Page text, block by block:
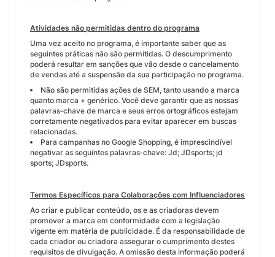
Atividades não permitidas dentro do programa
Uma vez aceito no programa, é importante saber que as
seguintes práticas não são permitidas. O descumprimento
poderá resultar em sanções que vão desde o cancelamento
de vendas até a suspensão da sua participação no programa.
Não são permitidas ações de SEM, tanto usando a marca
quanto marca + genérico. Você deve garantir que as nossas
palavras‑chave de marca e seus erros ortográficos estejam
corretamente negativados para evitar aparecer em buscas
relacionadas.
Para campanhas no Google Shopping, é imprescindível
negativar as seguintes palavras‑chave: Jd; JDsports; jd
sports; JDsports.
Termos Específicos para Colaborações com Influenciadores
Ao criar e publicar conteúdo, os e as criadoras devem
promover a marca em conformidade com a legislação
vigente em matéria de publicidade. É da responsabilidade de
cada criador ou criadora assegurar o cumprimento destes
requisitos de divulgação. A omissão desta informação poderá